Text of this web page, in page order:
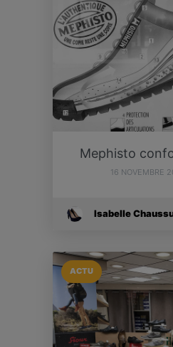
Mephisto
16 NOVEMBRE
Isabelle
ACTU